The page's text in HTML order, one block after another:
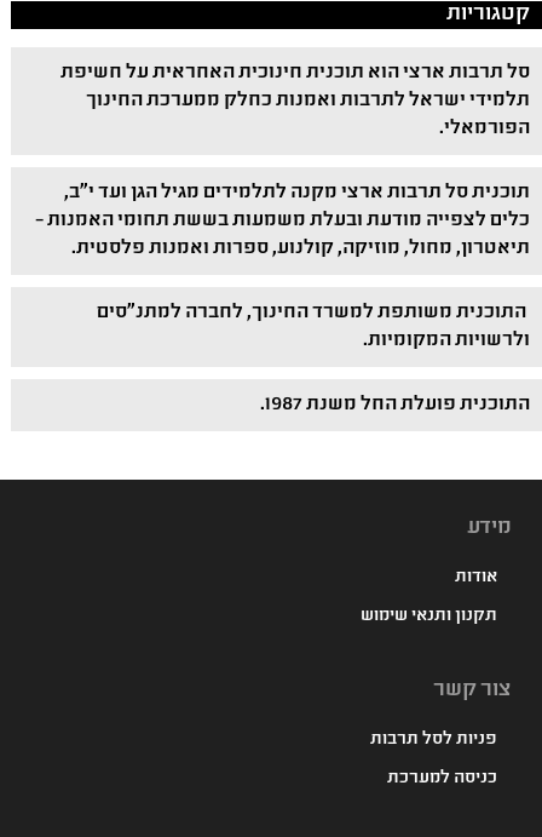
קטגוריות
סל תרבות ארצי הוא תוכנית חינוכית האחראית על חשיפת
תלמידי ישראל לתרבות ואמנות כחלק ממערכת החינוך
הפורמאלי.
תוכנית סל תרבות ארצי מקנה לתלמידים מגיל הגן ועד י"ב,
כלים לצפייה מודעת ובעלת משמעות בששת תחומי האמנות –
תיאטרון, מחול, מוזיקה, קולנוע, ספרות ואמנות פלסטית.
התוכנית משותפת למשרד החינוך, לחברה למתנ"סים
ולרשויות המקומיות.
התוכנית פועלת החל משנת 1987.
מידע
אודות
תקנון ותנאי שימוש
צור קשר
פניות לסל תרבות
כניסה למערכת